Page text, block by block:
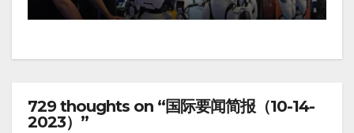
729 thoughts on “国际要闻简报（10-14-
2023）”